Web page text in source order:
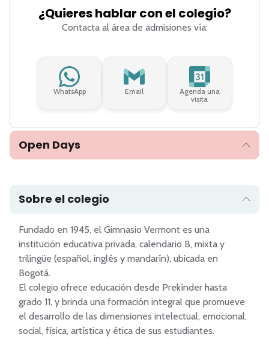
¿Quieres hablar con el colegio?
Contacta al área de admisiones vía:
WhatsApp Email
Agenda una
visita
Open Days
Sobre el colegio
Fundado en 1945, el Gimnasio Vermont es una
institución educativa privada, calendario B, mixta y
trilingüe (español, inglés y mandarín), ubicada en
Bogotá.
El colegio ofrece educación desde Prekínder hasta
grado 11, y brinda una formación integral que promueve
el desarrollo de las dimensiones intelectual, emocional,
social, física, artística y ética de sus estudiantes.